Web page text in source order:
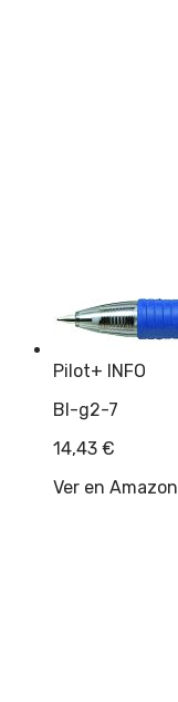
Pilot+ INFO
Bl-g2-7
14,43 €
Ver en Amazon